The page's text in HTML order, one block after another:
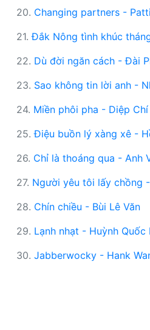
20. Changing partners -
21.Đắk Nông tình khúc
22. Dù đời ngăn cách - Đài
23. Sao không tin lời anh -
24. Miền phôi pha - Diệp
25.Điệu buồn lý xàng xê -
26. Chỉ là thoáng qua - Anh
27. Người yêu tôi lấy chồng
28. Chín chiều - Bùi Lê Văn
29. Lạnh nhạt - Huỳnh Quốc
30. Jabberwocky - Hank